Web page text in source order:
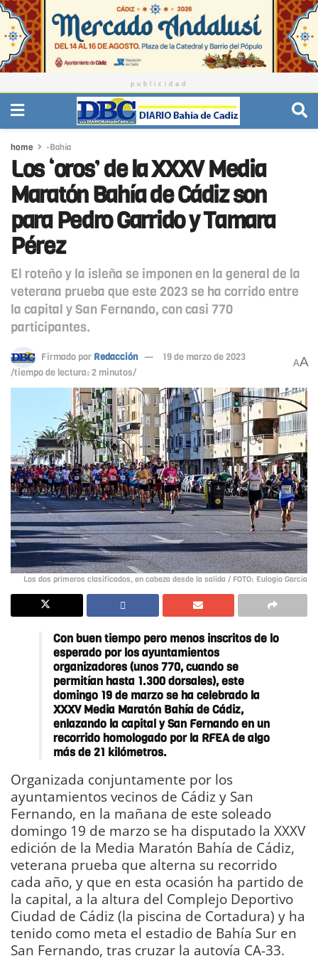
publicidad
home -Bahía
Los ‘oros’ de la XXXV Media
Maratón Bahía de Cádiz son
para Pedro Garrido y Tamara
Pérez
El roteño y la isleña se imponen en la general de la
veterana prueba que este 2023 se ha corrido entre
la capital y San Fernando, con casi 770
participantes.
Firmado por Redacción
19 de marzo de 2023
/tiempo de lectura: 2 minutos/
AA
Los dos primeros clasificados, en cabeza desde la salida / FOTO: Eulogio García
Con buen tiempo pero menos inscritos de lo
esperado por los ayuntamientos
organizadores (unos 770, cuando se
permitían hasta 1.300 dorsales), este
domingo 19 de marzo se ha celebrado la
XXXV Media Maratón Bahía de Cádiz,
enlazando la capital y San Fernando en un
recorrido homologado por la RFEA de algo
más de 21 kilómetros.
Organizada conjuntamente por los
ayuntamientos vecinos de Cádiz y San
Fernando, en la mañana de este soleado
domingo 19 de marzo se ha disputado la XXXV
edición de la Media Maratón Bahía de Cádiz,
veterana prueba que alterna su recorrido
cada año, y que en esta ocasión ha partido de
la capital, a la altura del Complejo Deportivo
Ciudad de Cádiz (la piscina de Cortadura) y ha
tenido como meta el estadio de Bahía Sur en
San Fernando, tras cruzar la autovía CA-33.